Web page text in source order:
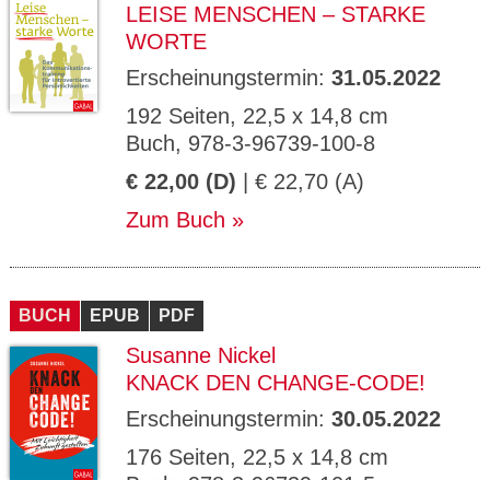
LEISE MENSCHEN – STARKE
WORTE
Erscheinungstermin: 31.05.2022
192 Seiten, 22,5 x 14,8 cm
Buch, 978-3-96739-100-8
€ 22,00 (D) | € 22,70 (A)
Zum Buch
BUCH EPUB PDF
Susanne Nickel
KNACK DEN CHANGE-CODE!
Erscheinungstermin: 30.05.2022
176 Seiten, 22,5 x 14,8 cm